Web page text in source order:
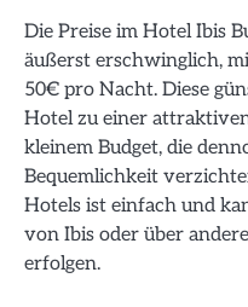
Die Preise im Hotel Ibis
äußerst erschwinglich,
50€ pro Nacht. Diese
Hotel zu einer
kleinem Budget, die
Bequemlichkeit
Hotels ist einfach und
von Ibis oder über
erfolgen.